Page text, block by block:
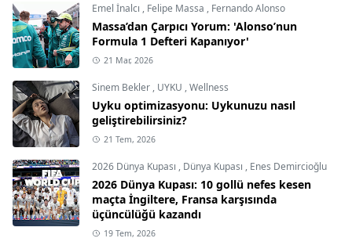
Emel İnalcı , Felipe Massa , Fernando Alonso
Massa’dan Çarpıcı Yorum: 'Alonso’nun
Formula 1 Defteri Kapanıyor'
21 Mar, 2026
Sinem Bekler , UYKU ,Wellness
Uyku optimizasyonu: Uykunuzu nasıl
geliştirebilirsiniz?
21 Tem, 2026
2026 Dünya Kupası , Dünya Kupası , Enes Demircioğlu
2026 Dünya Kupası: 10 gollü nefes kesen
maçta İngiltere, Fransa karşısında
üçüncülüğü kazandı
19 Tem, 2026